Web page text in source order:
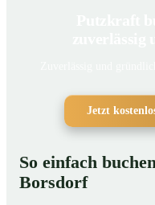
Jetzt
So einfach
Borsdorf